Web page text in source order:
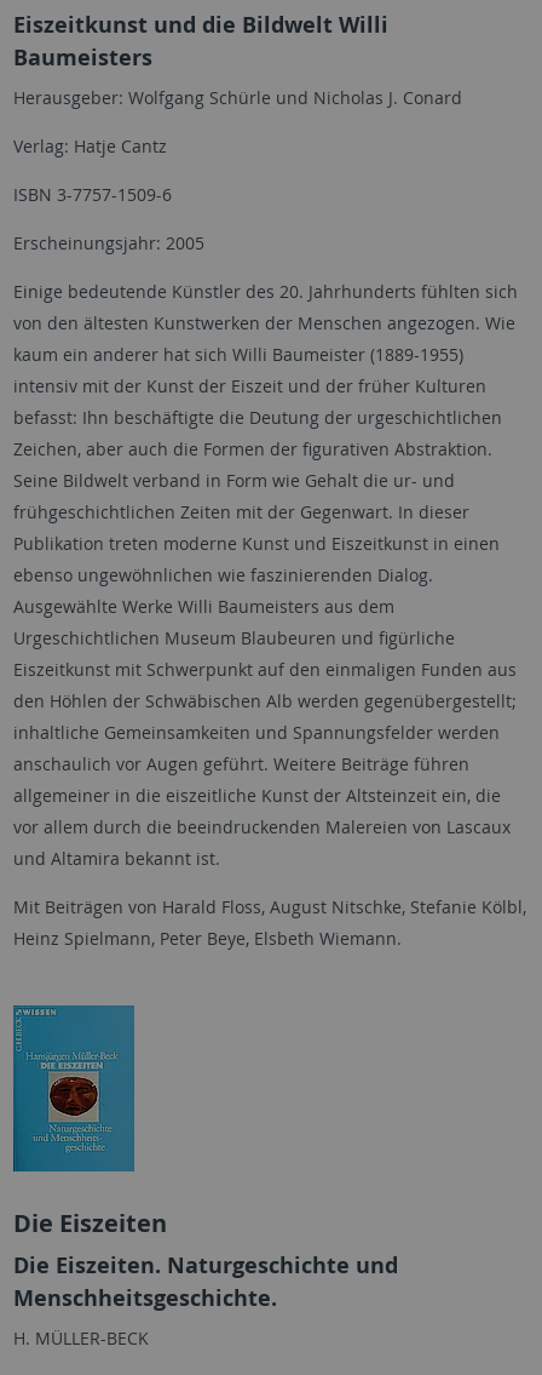
Eiszeitkunst und die Bildwelt Willi
Baumeisters
Herausgeber: Wolfgang Schürle und Nicholas J. Conard
Verlag: Hatje Cantz
ISBN 3-7757-1509-6
Erscheinungsjahr: 2005
Einige bedeutende Künstler des 20. Jahrhunderts fühlten sich
von den ältesten Kunstwerken der Menschen angezogen. Wie
kaum ein anderer hat sich Willi Baumeister (1889-1955)
intensiv mit der Kunst der Eiszeit und der früher Kulturen
befasst: Ihn beschäftigte die Deutung der urgeschichtlichen
Zeichen, aber auch die Formen der figurativen Abstraktion.
Seine Bildwelt verband in Form wie Gehalt die ur- und
frühgeschichtlichen Zeiten mit der Gegenwart. In dieser
Publikation treten moderne Kunst und Eiszeitkunst in einen
ebenso ungewöhnlichen wie faszinierenden Dialog.
Ausgewählte Werke Willi Baumeisters aus dem
Urgeschichtlichen Museum Blaubeuren und figürliche
Eiszeitkunst mit Schwerpunkt auf den einmaligen Funden aus
den Höhlen der Schwäbischen Alb werden gegenübergestellt;
inhaltliche Gemeinsamkeiten und Spannungsfelder werden
anschaulich vor Augen geführt. Weitere Beiträge führen
allgemeiner in die eiszeitliche Kunst der Altsteinzeit ein, die
vor allem durch die beeindruckenden Malereien von Lascaux
und Altamira bekannt ist.
Mit Beiträgen von Harald Floss, August Nitschke, Stefanie Kölbl,
Heinz Spielmann, Peter Beye, Elsbeth Wiemann.
Die Eiszeiten
Die Eiszeiten. Naturgeschichte und
Menschheitsgeschichte.
H. MÜLLER-BECK